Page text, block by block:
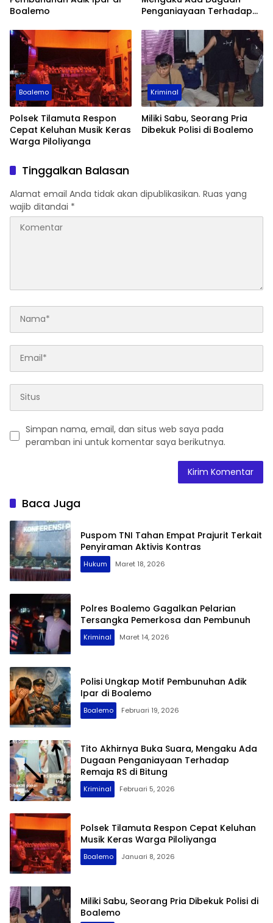
Boalemo
Penganiayaan Terhadap
Boalemo
Polsek Tilamuta Respon
Cepat Keluhan Musik Keras
Warga Piloliyanga
Kriminal
Miliki Sabu, Seorang Pria
Dibekuk Polisi di Boalemo
Tinggalkan Balasan
Alamat email Anda tidak akan dipublikasikan. Ruas yang
wajib ditandai *
Simpan nama, email, dan situs web saya pada
peramban ini untuk komentar saya berikutnya.
Baca Juga
Puspom TNI Tahan Empat Prajurit Terkait
Penyiraman Aktivis Kontras
Hukum Maret 18, 2026
Polres Boalemo Gagalkan Pelarian
Tersangka Pemerkosa dan Pembunuh
Kriminal Maret 14, 2026
Polisi Ungkap Motif Pembunuhan Adik
Ipar di Boalemo
Boalemo Februari 19, 2026
Tito Akhirnya Buka Suara, Mengaku Ada
Dugaan Penganiayaan Terhadap
Remaja RS di Bitung
Kriminal Februari 5, 2026
Polsek Tilamuta Respon Cepat Keluhan
Musik Keras Warga Piloliyanga
Boalemo Januari 8, 2026
Miliki Sabu, Seorang Pria Dibekuk Polisi di
Boalemo